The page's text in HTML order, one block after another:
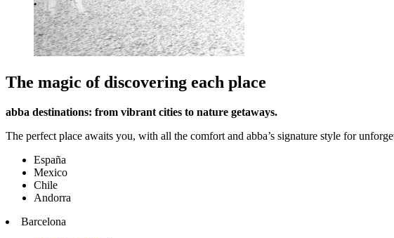
The magic of discovering each place
abba destinations: from vibrant cities to nature getaways.
The perfect place awaits you, with all the comfort and abba’s signature style for
España
Mexico
Chile
Andorra
Barcelona